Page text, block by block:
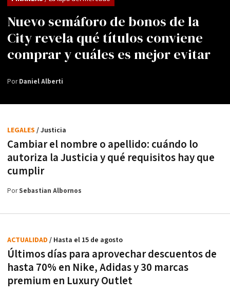
Nuevo semáforo de bonos de la
City revela qué títulos conviene
comprar y cuáles es mejor evitar
PorDaniel Alberti
Cambiar el nombre o apellido: cuándo lo
autoriza la Justicia y qué requisitos hay que
cumplir
LEGALES / Justicia
PorSebastian Albornos
Últimos días para aprovechar descuentos de
hasta 70% en Nike, Adidas y 30 marcas
premium en Luxury Outlet
ACTUALIDAD / Hasta el 15 de agosto